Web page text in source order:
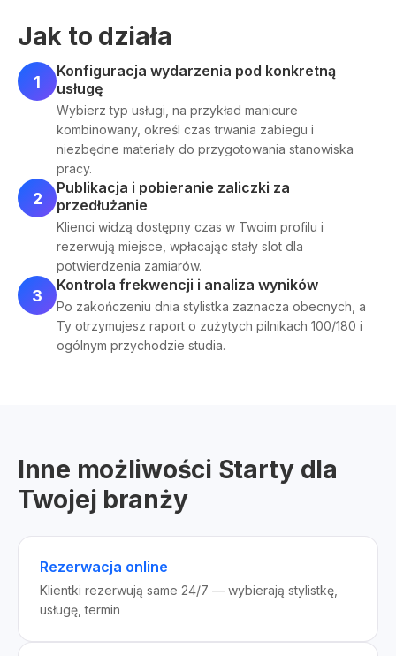
Jak to działa
1
Konfiguracja wydarzenia pod konkretną
usługę
Wybierz typ usługi, na przykład manicure
kombinowany, określ czas trwania zabiegu i
niezbędne materiały do przygotowania stanowiska
pracy.
2
Publikacja i pobieranie zaliczki za
przedłużanie
Klienci widzą dostępny czas w Twoim profilu i
rezerwują miejsce, wpłacając stały slot dla
potwierdzenia zamiarów.
3
Kontrola frekwencji i analiza wyników
Po zakończeniu dnia stylistka zaznacza obecnych, a
Ty otrzymujesz raport o zużytych pilnikach 100/180 i
ogólnym przychodzie studia.
Inne możliwości Starty dla
Twojej branży
Rezerwacja online
Klientki rezerwują same 24/7 — wybierają stylistkę,
usługę, termin